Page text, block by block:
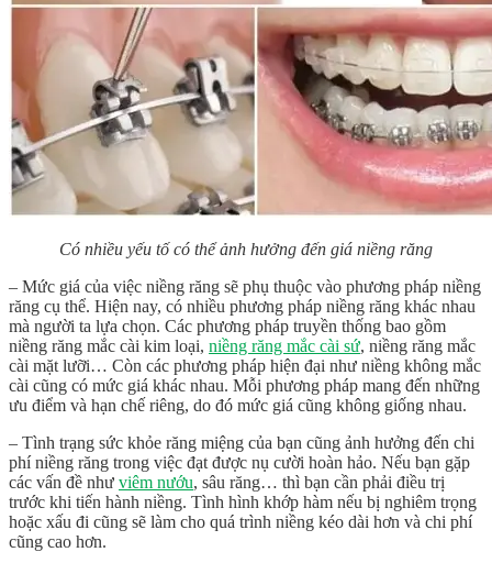
Có nhiều yếu tố có thể ảnh hưởng đến giá niềng răng
– Mức giá của việc niềng răng sẽ phụ thuộc vào phương pháp niềng
răng cụ thể. Hiện nay, có nhiều phương pháp niềng răng khác nhau
mà người ta lựa chọn. Các phương pháp truyền thống bao gồm
niềng răng mắc cài kim loại, niềng răng mắc cài sứ, niềng răng mắc
cài mặt lưỡi… Còn các phương pháp hiện đại như niềng không mắc
cài cũng có mức giá khác nhau. Mỗi phương pháp mang đến những
ưu điểm và hạn chế riêng, do đó mức giá cũng không giống nhau.
– Tình trạng sức khỏe răng miệng của bạn cũng ảnh hưởng đến chi
phí niềng răng trong việc đạt được nụ cười hoàn hảo. Nếu bạn gặp
các vấn đề như viêm nướu, sâu răng… thì bạn cần phải điều trị
trước khi tiến hành niềng. Tình hình khớp hàm nếu bị nghiêm trọng
hoặc xấu đi cũng sẽ làm cho quá trình niềng kéo dài hơn và chi phí
cũng cao hơn.